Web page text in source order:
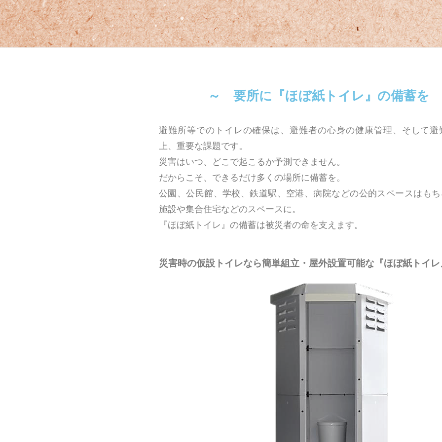
～ 要所に『ほぼ紙トイレ』の備蓄を
避難所等でのトイレの確保は、避難者の心身の健康管理、そして
上、重要な課題です。
災害はいつ、どこで起こるか予測できません。
だからこそ、できるだけ多くの場所に備蓄を。
公園、公民館、学校、鉄道駅、空港、病院などの公的スペースはも
施設や集合住宅などのスペースに。
『ほぼ紙トイレ』の備蓄は被災者の命を支えます。
災害時の仮設トイレなら簡単組立・屋外設置可能な『ほぼ紙トイ